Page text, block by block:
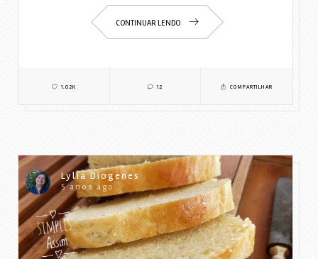
CONTINUAR LENDO
1.02K 12 COMPARTILHAR
Lylia Diogenes
5 anos ago